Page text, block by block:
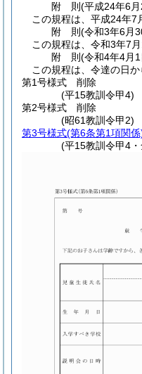
附 則(平成24年6
この規程は、平成24年7
附 則(令和3年6月
この規程は、令和3年7
附 則(令和4年4月
この規程は、令達の日か
第1号様式 削除
(平15教訓令甲4)
第2号様式 削除
(昭61教訓令甲2)
第3号様式(第6条第1項関係
(平15教訓令甲4